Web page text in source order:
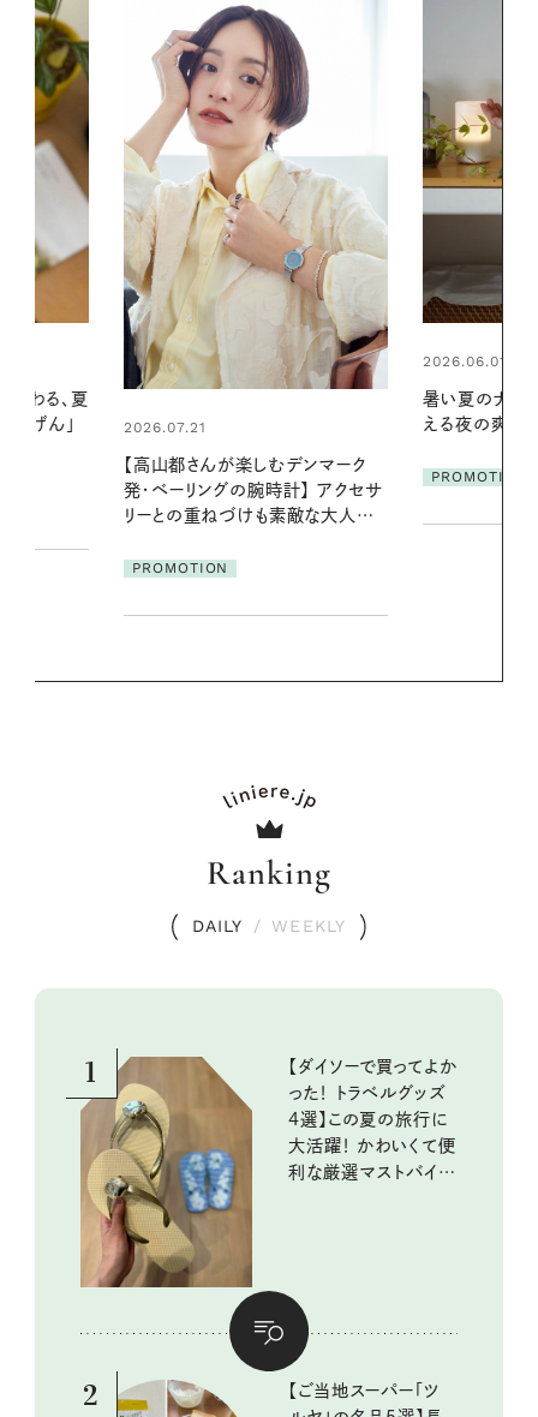
2026.06.01
える夜の爽やかご褒美ケア
PROMOTION
2026.06.01
真夏に向け
やりジェル
ア
Ranking
DAILY / WEEKLY
1
【ダイソーで買ってよか
った！ トラベルグッズ
4選】この夏の旅行に
大活躍！ かわいくて便
利な厳選マストバイア
2
【ご当地スーパー「ツ